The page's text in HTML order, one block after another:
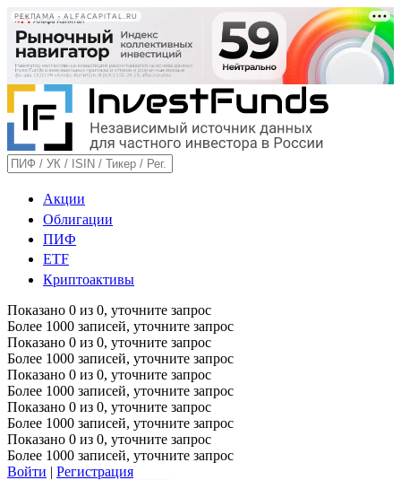
РЕКЛАМА • ALFACAPITAL.RU
Акции
Облигации
ПИФ
ETF
Криптоактивы
Показано 0 из 0, уточните запрос
Более 1000 записей, уточните запрос
Показано 0 из 0, уточните запрос
Более 1000 записей, уточните запрос
Показано 0 из 0, уточните запрос
Более 1000 записей, уточните запрос
Показано 0 из 0, уточните запрос
Более 1000 записей, уточните запрос
Показано 0 из 0, уточните запрос
Более 1000 записей, уточните запрос
Войти | Регистрация